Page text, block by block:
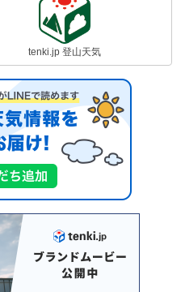
tenki.jp 登山天気